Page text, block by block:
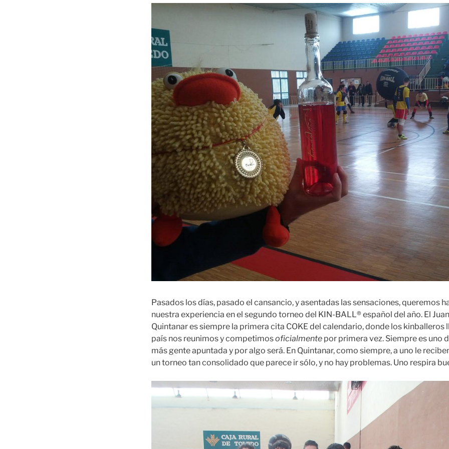
Pasados los días, pasado el cansancio, y asentadas las sensaciones, queremos
nuestra experiencia en el segundo torneo del KIN-BALL® español del año. El
Quintanar es siempre la primera cita COKE del calendario, donde los kinballeros
país nos reunimos y competimosoficialmente por primera vez. Siempre es uno
más gente apuntada y por algo será. En Quintanar, como siempre, a uno le
un torneo tan consolidado que parece ir sólo, y no hay problemas. Uno respira